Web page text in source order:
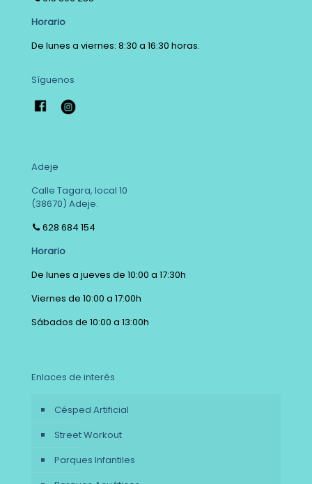
Horario
De lunes a viernes: 8:30 a 16:30 horas.
Síguenos
Adeje
Calle Tagara, local 10
(38670) Adeje.
628 684 154
Horario
De lunes a jueves de 10:00 a 17:30h
Viernes de 10:00 a 17:00h
Sábados de 10:00 a 13:00h
Enlaces de interés
Césped Artificial
Street Workout
Parques Infantiles